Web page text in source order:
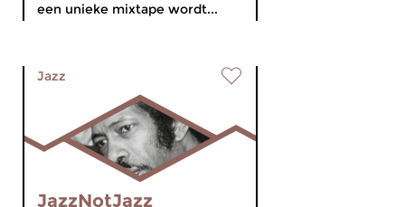
een unieke mixtape wordt...
Jazz
JazzNotJazz